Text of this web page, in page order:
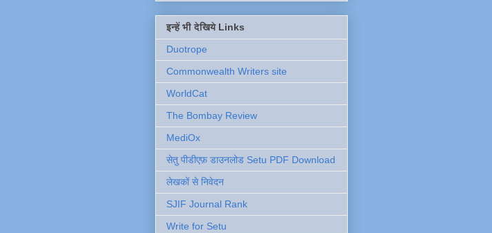
इन्हें भी देखिये Links
Duotrope
Commonwealth Writers site
WorldCat
The Bombay Review
MediOx
सेतु पीडीएफ़ डाउनलोड Setu PDF Download
लेखकों से निवेदन
SJIF Journal Rank
Write for Setu